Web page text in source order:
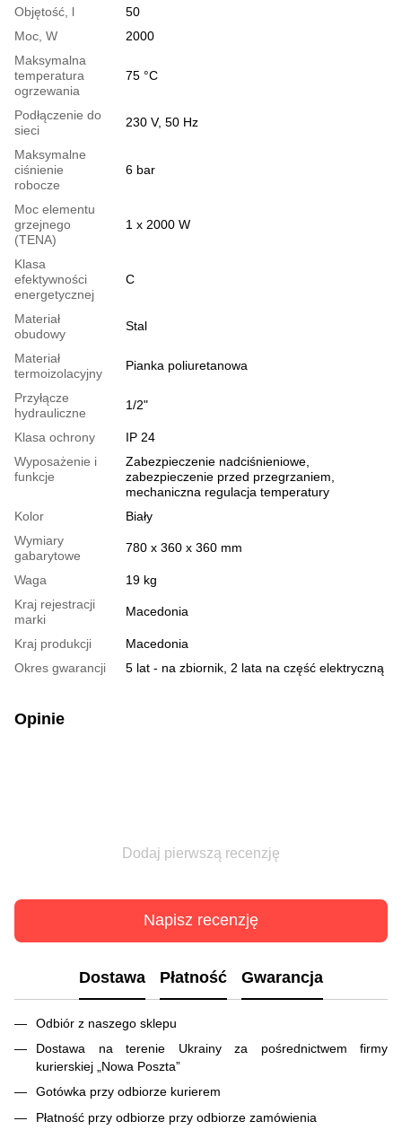
Objętość, l
50
Moc, W
2000
Maksymalna
temperatura
ogrzewania
75 °С
Podłączenie do
sieci
230 V, 50 Hz
Maksymalne
ciśnienie
robocze
6 bar
Moc elementu
grzejnego
(TENA)
1 x 2000 W
Klasa
efektywności
energetycznej
C
Materiał
obudowy
Stal
Materiał
termoizolacyjny
Pianka poliuretanowa
Przyłącze
hydrauliczne
1/2"
Klasa ochrony
IP 24
Wyposażenie i
funkcje
Zabezpieczenie nadciśnieniowe,
zabezpieczenie przed przegrzaniem,
mechaniczna regulacja temperatury
Kolor
Biały
Wymiary
gabarytowe
780 х 360 х 360 mm
Waga
19 kg
Kraj rejestracji
marki
Macedonia
Kraj produkcji
Macedonia
Okres gwarancji
5 lat - na zbiornik, 2 lata na część elektryczną
Opinie
Dodaj pierwszą recenzję
Napisz recenzję
Dostawa Płatność Gwarancja
Odbiór z naszego sklepu
Dostawa na terenie Ukrainy za pośrednictwem firmy
kurierskiej „Nowa Poszta”
Gotówka przy odbiorze kurierem
Płatność przy odbiorze przy odbiorze zamówienia